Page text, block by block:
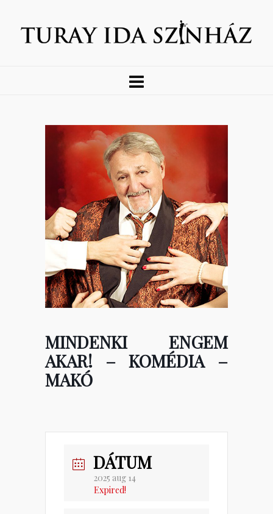
MINDENKI ENGEM
AKAR! – KOMÉDIA –
MAKÓ
DÁTUM
2025 aug 14
Expired!